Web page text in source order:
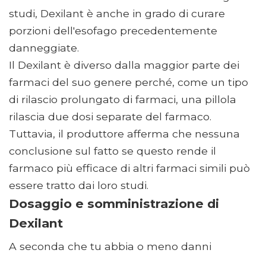
studi, Dexilant è anche in grado di curare
porzioni dell'esofago precedentemente
danneggiate.
Il Dexilant è diverso dalla maggior parte dei
farmaci del suo genere perché, come un tipo
di rilascio prolungato di farmaci, una pillola
rilascia due dosi separate del farmaco.
Tuttavia, il produttore afferma che nessuna
conclusione sul fatto se questo rende il
farmaco più efficace di altri farmaci simili può
essere tratto dai loro studi.
Dosaggio e somministrazione di
Dexilant
A seconda che tu abbia o meno danni